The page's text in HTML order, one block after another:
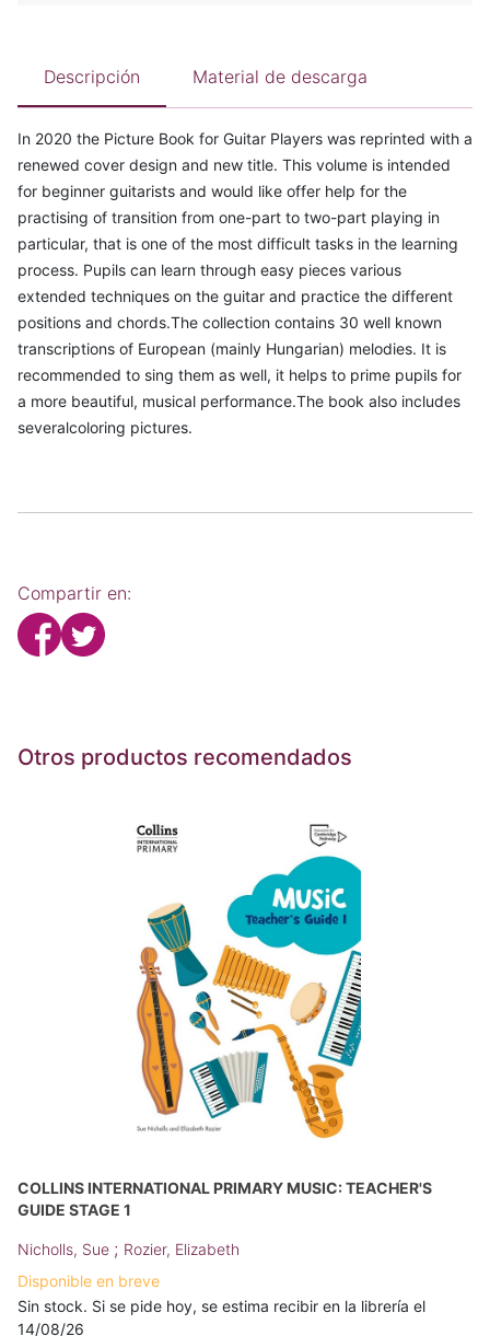
Descripción Material de descarga
In 2020 the Picture Book for Guitar Players was reprinted with a
renewed cover design and new title. This volume is intended
for beginner guitarists and would like offer help for the
practising of transition from one-part to two-part playing in
particular, that is one of the most difficult tasks in the learning
process. Pupils can learn through easy pieces various
extended techniques on the guitar and practice the different
positions and chords.The collection contains 30 well known
transcriptions of European (mainly Hungarian) melodies. It is
recommended to sing them as well, it helps to prime pupils for
a more beautiful, musical performance.The book also includes
severalcoloring pictures.
Compartir en:
Otros productos recomendados
COLLINS INTERNATIONAL PRIMARY MUSIC: TEACHER'S
GUIDE STAGE 1
Nicholls, Sue ; Rozier, Elizabeth
Disponible en breve
Sin stock. Si se pide hoy, se estima recibir en la librería el
14/08/26